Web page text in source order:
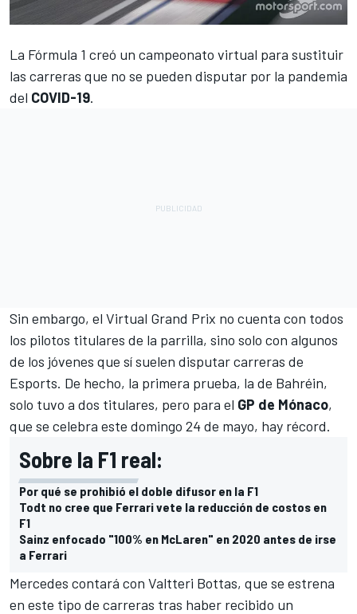
La Fórmula 1 creó un campeonato virtual para sustituir
las carreras que no se pueden disputar por la pandemia
del COVID-19.
Sin embargo, el Virtual Grand Prix no cuenta con todos
los pilotos titulares de la parrilla, sino solo con algunos
de los jóvenes que sí suelen disputar carreras de
Esports. De hecho, la primera prueba, la de Bahréin,
solo tuvo a dos titulares, pero para el GP de Mónaco,
que se celebra este domingo 24 de mayo, hay récord.
Sobre la F1 real:
Por qué se prohibió el doble difusor en la F1
Todt no cree que Ferrari vete la reducción de costos en
F1
Sainz enfocado "100% en McLaren" en 2020 antes de irse
a Ferrari
Mercedes contará con Valtteri Bottas, que se estrena
en este tipo de carreras tras haber recibido un